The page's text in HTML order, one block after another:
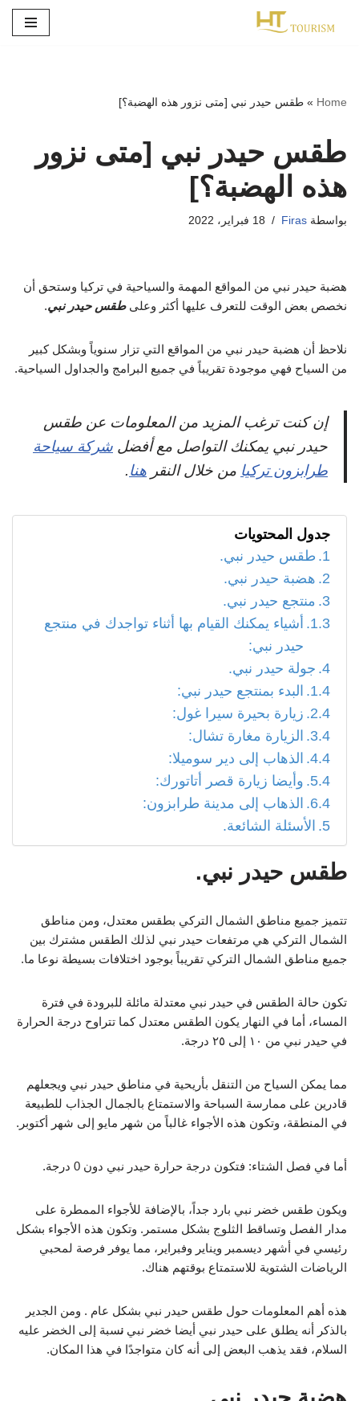
Home
» طقس حيدر نبي [متى نزور هذه الهضبة؟]
طقس حيدر نبي [متى نزور
هذه الهضبة؟]
بواسطة Firas 18 فبراير، 2022
هضبة حيدر نبي من المواقع المهمة والسياحية في تركيا وستحق أن
نخصص بعض الوقت للتعرف عليها أكثر وعلىطقس حيدر نبي.
نلاحظ أن هضبة حيدر نبي من المواقع التي تزار سنوياً وبشكل كبير
من السياح فهي موجودة تقريباً في جميع البرامج والجداول السياحية.
إن كنت ترغب المزيد من المعلومات عن طقس
حيدر نبي يمكنك التواصل مع أفضل شركة سياحة
طرابزون تركيا من خلال النقر هنا.
جدول المحتويات
طقس حيدر نبي.
هضبة حيدر نبي.
منتجع حيدر نبي.
أشياء يمكنك القيام بها أثناء تواجدك في منتجع
حيدر نبي:
جولة حيدر نبي.
البدء بمنتجع حيدر نبي:
زيارة بحيرة سيرا غول:
الزيارة مغارة تشال:
الذهاب إلى دير سوميلا:
وأيضا زيارة قصر أتاتورك:
الذهاب إلى مدينة طرابزون:
الأسئلة الشائعة.
طقس حيدر نبي.
تتميز جميع مناطق الشمال التركي بطقس معتدل، ومن مناطق
الشمال التركي هي مرتفعات حيدر نبي لذلك الطقس مشترك بين
جميع مناطق الشمال التركي تقريباً بوجود اختلافات بسيطة نوعا ما.
تكون حالة الطقس في حيدر نبي معتدلة مائلة للبرودة في فترة
المساء، أما في النهار يكون الطقس معتدل كما تتراوح درجة الحرارة
في حيدر نبي من ١٠ إلى ٢٥ درجة.
مما يمكن السياح من التنقل بأريحية في مناطق حيدر نبي ويجعلهم
قادرين على ممارسة السباحة والاستمتاع بالجمال الجذاب للطبيعة
في المنطقة، وتكون هذه الأجواء غالباً من شهر مايو إلى شهر أكتوبر.
أما في فصل الشتاء: فتكون درجة حرارة حيدر نبي دون 0 درجة.
ويكون طقس خضر نبي بارد جداً، بالإضافة للأجواء الممطرة على
مدار الفصل وتساقط الثلوج بشكل مستمر. وتكون هذه الأجواء بشكل
رئيسي في أشهر ديسمبر ويناير وفبراير، مما يوفر فرصة لمحبي
الرياضات الشتوية للاستمتاع بوقتهم هناك.
هذه أهم المعلومات حول طقس حيدر نبي بشكل عام . ومن الجدير
بالذكر أنه يطلق على حيدر نبي أيضا خضر نبي نسبة إلى الخضر عليه
السلام، فقد يذهب البعض إلى أنه كان متواجدًا في هذا المكان.